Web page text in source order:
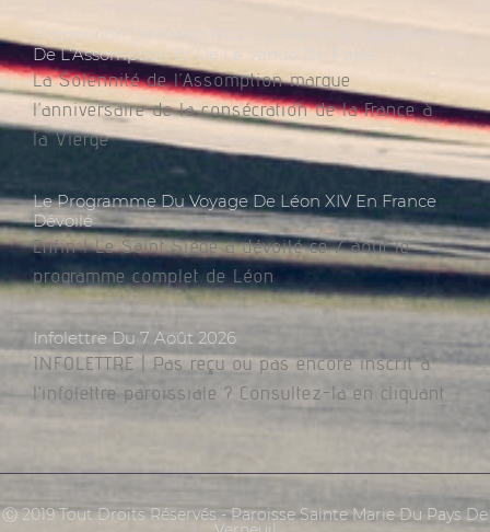
Proposition De Prière Pour La France À L’occasion
De L’Assomption Et De La Venue Du Pape
La Solennité de l’Assomption marque
l’anniversaire de la consécration de la France à
la Vierge
Le Programme Du Voyage De Léon XIV En France
Dévoilé
Enfin ! Le Saint Siège a dévoilé ce 7 août le
programme complet de Léon
Infolettre Du 7 Août 2026
INFOLETTRE | Pas reçu ou pas encore inscrit à
l’infolettre paroissiale ? Consultez-la en cliquant
Ⓒ 2019 Tout Droits Réservés - Paroisse Sainte Marie Du Pays De